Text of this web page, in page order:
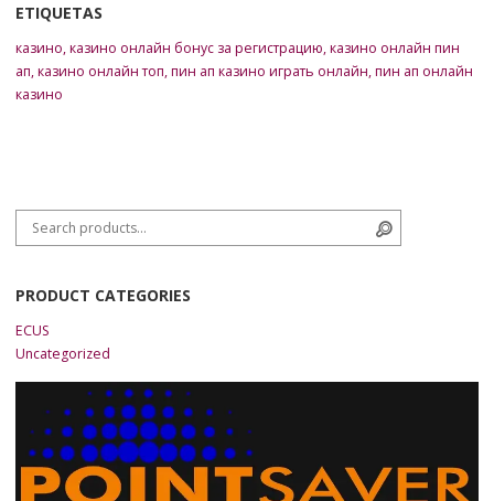
ETIQUETAS
казино,казино онлайн бонус за регистрацию,казино онлайн пин
ап,казино онлайн топ,пин ап казино играть онлайн,пин ап онлайн
казино
Search for:
PRODUCT CATEGORIES
ECUS
Uncategorized